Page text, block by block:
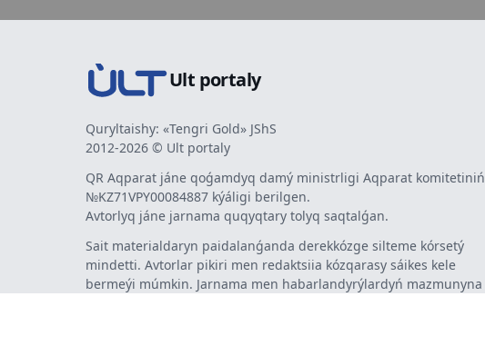
Ult portaly
Quryltaishy: «Tengri Gold» JShS
2012-2026 © Ult portaly
QR Aqparat jáne qoǵamdyq damý ministrligi Aqparat komitetiniń
№KZ71VPY00084887 kýáligi berilgen.
Avtorlyq jáne jarnama quqyqtary tolyq saqtalǵan.
Sait materialdaryn paidalanǵanda derekkózge silteme kórsetý
mindetti. Avtorlar pikiri men redaktsiia kózqarasy sáikes kele
bermeýi múmkin. Jarnama men habarlandyrýlardyń mazmunyna